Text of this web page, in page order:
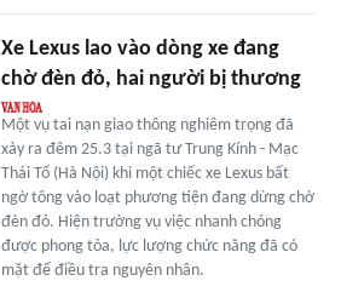
Xe Lexus lao vào dòng xe đang
chờ đèn đỏ, hai người bị thương
Một vụ tai nạn giao thông nghiêm trọng đã
xảy ra đêm 25.3 tại ngã tư Trung Kính - Mạc
Thái Tổ (Hà Nội) khi một chiếc xe Lexus bất
ngờ tông vào loạt phương tiện đang dừng chờ
đèn đỏ. Hiện trường vụ việc nhanh chóng
được phong tỏa, lực lượng chức năng đã có
mặt để điều tra nguyên nhân.